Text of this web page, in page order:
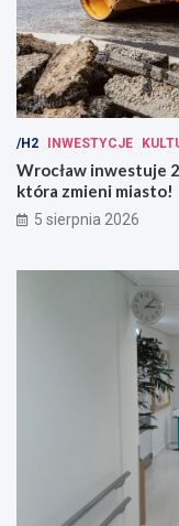
/H2 INWESTYCJE
Wrocław inwestuje
która zmieni miasto!
5 sierpnia 2026